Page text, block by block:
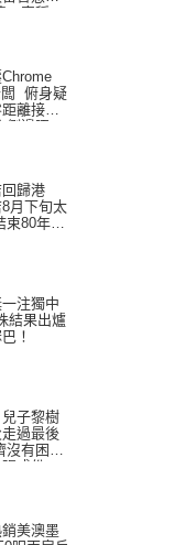
：宣稱
」不符事
闆 俯身疑
離接觸
側邊唔
歸港
月下旬太
束80年歷
注獨中
！
子黎樹
過最後
沒有困
成份
美澳墨